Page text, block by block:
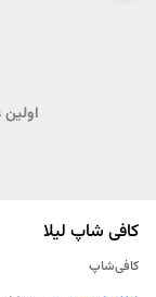
کافی شاپ لیلا
کافی‌شاپ